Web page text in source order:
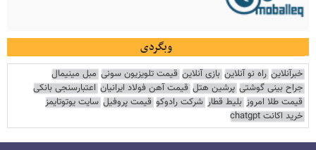
وبگردی
خبرآنلاین راه نو آنلاین بازی آنلاین قیمت تلویزیون سونی مبل مینیمال
جراح بینی گوشتی پرشین هتل قیمت آهن فولاد ایرانیان اعتبارسنجی بانکی
قیمت طلا امروز بلیط قطار شرکت رادوکو قیمت پروفیل سایت یوتوتایمز
خرید اکانت chatgpt